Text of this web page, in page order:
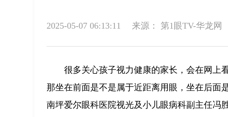
2025-05-07 06:13:11 来源： 第1眼TV-华龙网
很多关心孩子视力健康的家长，会在网上
那坐在前面是不是属于近距离用眼，坐在后面
南坪爱尔眼科医院视光及小儿眼病科副主任冯